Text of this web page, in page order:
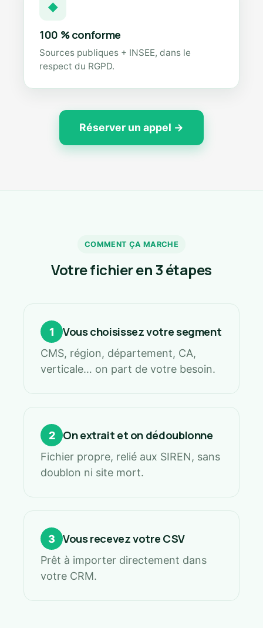
◆
100 % conforme
Sources publiques + INSEE, dans le
respect du RGPD.
Réserver un appel →
COMMENT ÇA MARCHE
Votre fichier en 3 étapes
1 Vous choisissez votre segment
CMS, région, département, CA,
verticale… on part de votre besoin.
2 On extrait et on dédoublonne
Fichier propre, relié aux SIREN, sans
doublon ni site mort.
3 Vous recevez votre CSV
Prêt à importer directement dans
votre CRM.